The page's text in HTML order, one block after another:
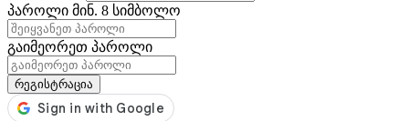
პაროლი მინ. 8 სიმბოლო
გაიმეორეთ პაროლი
რეგისტრაცია